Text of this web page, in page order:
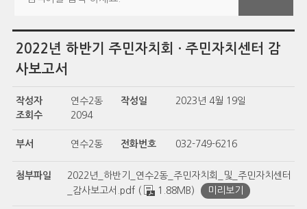
2022년 하반기 주민자치회 · 주민자치센터 감
사보고서
작성자 연수2동 작성일
2023년 4월 19일
조회수
2094
부서 연수2동 전화번호 032-749-6216
첨부파일
2022년_하반기_연수2동_주민자치회_및_주민자치센터
_감사보고서.pdf (
1.88MB) 미리보기